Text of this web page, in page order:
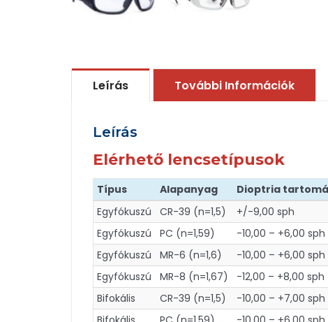
Leírás További Információk
Leírás
Elérhető lencsetípusok
Típus Alapanyag Dioptria
Egyfókuszú
CR-39 (n=1,5) +/-9,00 sph
Egyfókuszú
PC (n=1,59) -10,00 – +6,00 sph
Egyfókuszú
MR-6 (n=1,6) -10,00 – +6,00 sph
Egyfókuszú
MR-8 (n=1,67) -12,00 – +8,00 sph
Bifokális
CR-39 (n=1,5) -10,00 – +7,00 sph